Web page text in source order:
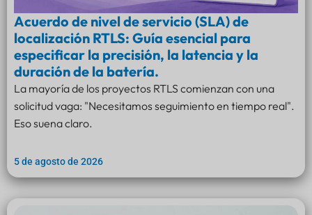
Acuerdo de nivel de servicio (SLA) de
localización RTLS: Guía esencial para
especificar la precisión, la latencia y la
duración de la batería.
La mayoría de los proyectos RTLS comienzan con una
solicitud vaga: "Necesitamos seguimiento en tiempo real".
Eso suena claro.
5 de agosto de 2026